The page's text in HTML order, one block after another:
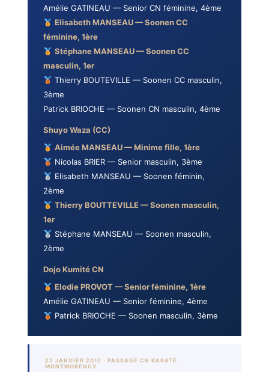
Amélie GATINEAU — Senior CN féminine, 4ème
Elisabeth MANSEAU — Soonen CC
féminine, 1ère
Stéphane MANSEAU — Soonen CC
masculin, 1er
Thierry BOUTEVILLE — Soonen CC masculin,
3ème
Patrick BRIOCHE — Soonen CN masculin, 4ème
Shuyo Waza (CC)
Aimée MANSEAU — Minime fille, 1ère
Nicolas BRIER — Senior masculin, 3ème
Elisabeth MANSEAU — Soonen féminin,
2ème
Thierry BOUTTEVILLE — Soonen masculin,
1er
Stéphane MANSEAU — Soonen masculin,
2ème
Dojo Kumité CN
Elodie PROVOT — Senior féminine, 1ère
Amélie GATINEAU — Senior féminine, 4ème
Patrick BRIOCHE — Soonen masculin, 3ème
22 JANVIER 2012 · PASSAGE CN KARATÉ ·
MONTMORENCY